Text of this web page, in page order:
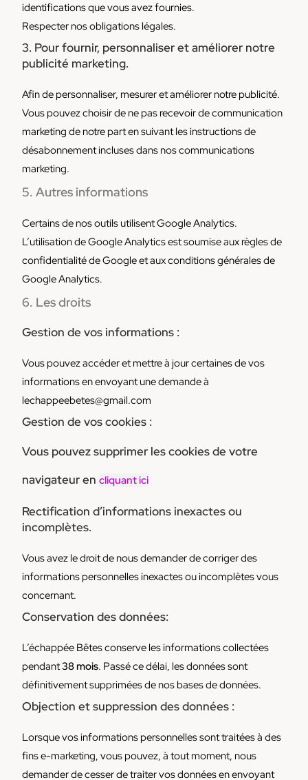
identifications que vous avez fournies.
Respecter nos obligations légales.
3. Pour fournir, personnaliser et améliorer notre
publicité marketing.
Afin de personnaliser, mesurer et améliorer notre publicité.
Vous pouvez choisir de ne pas recevoir de communication
marketing de notre part en suivant les instructions de
désabonnement incluses dans nos communications
marketing.
5. Autres informations
Certains de nos outils utilisent Google Analytics.
L’utilisation de Google Analytics est soumise aux règles de
confidentialité de Google et aux conditions générales de
Google Analytics.
6. Les droits
Gestion de vos informations :
Vous pouvez accéder et mettre à jour certaines de vos
informations en envoyant une demande à
lechappeebetes@gmail.com
Gestion de vos cookies :
Vous pouvez supprimer les cookies de votre
navigateur encliquant ici
Rectification d’informations inexactes ou
incomplètes.
Vous avez le droit de nous demander de corriger des
informations personnelles inexactes ou incomplètes vous
concernant.
Conservation des données:
L’échappée Bêtes conserve les informations collectées
pendant38 mois. Passé ce délai, les données sont
définitivement supprimées de nos bases de données.
Objection et suppression des données :
Lorsque vos informations personnelles sont traitées à des
fins e-marketing, vous pouvez, à tout moment, nous
demander de cesser de traiter vos données en envoyant